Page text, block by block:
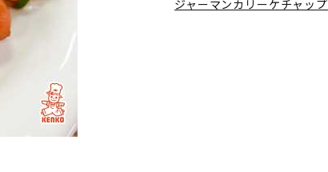
ジャーマンカリーケチャップ